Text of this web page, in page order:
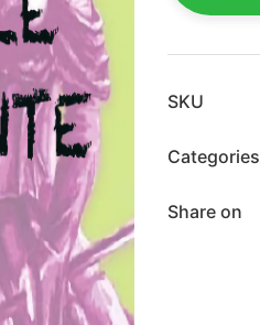
SKU
Categories
Share on